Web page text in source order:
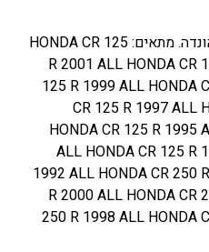
ברגים לדיסק אחורי אופנוע הונדה. מתאים: HONDA CR 125
R 2001 ALL HONDA CR
125 R 1999 ALL HONDA
CR 125 R 1997 ALL
HONDA CR 125 R 1995
ALL HONDA CR 125 R
1992 ALL HONDA CR 250
R 2000 ALL HONDA CR
250 R 1998 ALL HONDA